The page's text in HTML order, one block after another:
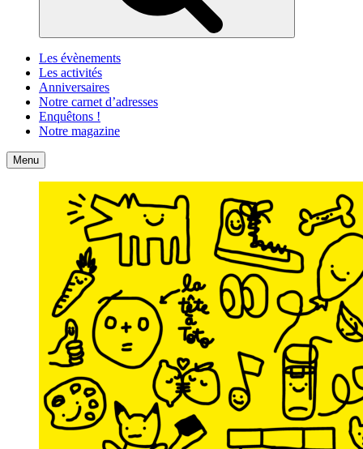
Les évènements
Les activités
Anniversaires
Notre carnet d’adresses
Enquêtons !
Notre magazine
Accueil
Menu Contact